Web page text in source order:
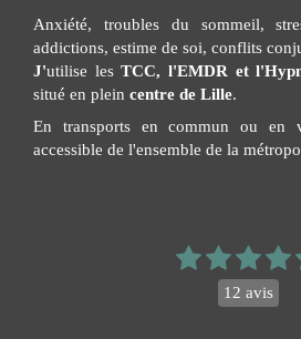
Anxiété, troubles du sommeil,
addictions, estime de soi, conflits
J'utilise lesTCC, l'EMDR et
situé en plein centre de Lille.
En transports en commun ou en
accessible de l'ensemble de la
12 avis